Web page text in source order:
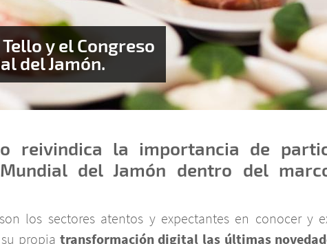
y el Congreso
del Jamón.
reivindica la importancia de
Mundial del Jamón dentro del
los sectores atentos y expectantes en conocer y
propia transformación digital las últimas